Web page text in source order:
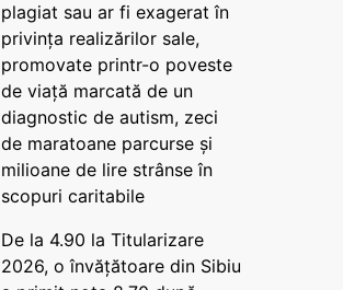
plagiat sau ar fi exagerat în
privința realizărilor sale,
promovate printr-o poveste
de viață marcată de un
diagnostic de autism, zeci
de maratoane parcurse și
milioane de lire strânse în
scopuri caritabile
De la 4.90 la Titularizare
2026, o învățătoare din Sibiu